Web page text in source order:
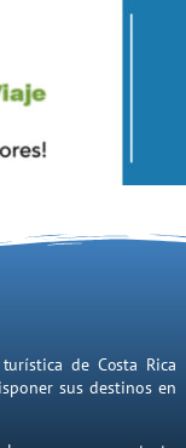
de Costa Rica
sus destinos en